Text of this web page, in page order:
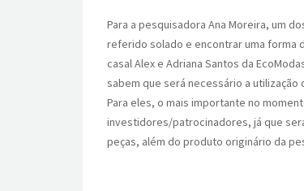
Para a pesquisadora Ana Moreira, um
referido solado e encontrar uma forma
casal Alex e Adriana Santos da
sabem que será necessário a
Para eles, o mais importante no
investidores/patrocinadores, já que
peças, além do produto originário da